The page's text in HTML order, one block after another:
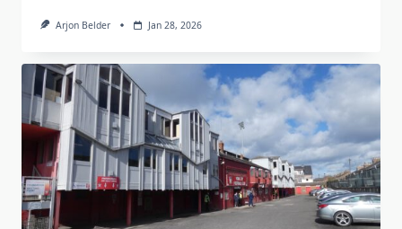
Arjon Belder Jan 28, 2026